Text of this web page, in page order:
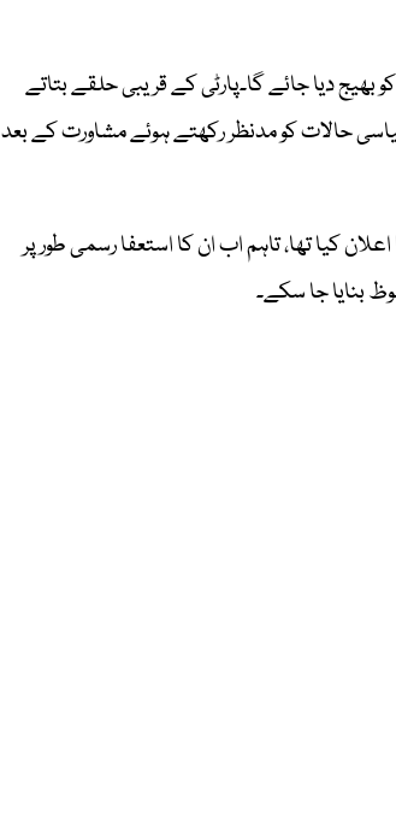
بھیج دیا جائے گا۔پارٹی کے قریبی حلقے بتاتے
حالات کو مدنظر رکھتے ہوئے مشاورت کے بعد
کیا تھا، تاہم اب ان کا استعفا رسمی طور پر
بنایا جا سکے۔